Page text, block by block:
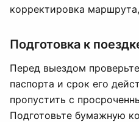
корректировка
Подготовка к
Перед выездом
паспорта и срок его
пропустить с
Подготовьте бумажную